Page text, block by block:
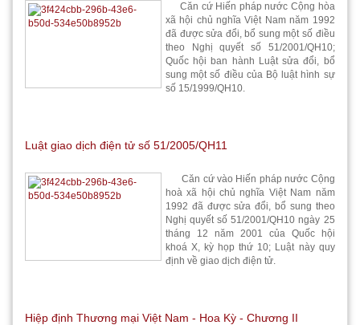
Căn cứ Hiến pháp nước Cộng hòa
xã hội chủ nghĩa Việt Nam năm 1992
đã được sửa đổi, bổ sung một số điều
theo Nghị quyết số 51/2001/QH10;
Quốc hội ban hành Luật sửa đổi, bổ
sung một số điều của Bộ luật hình sự
số 15/1999/QH10.
Luật giao dịch điện tử số 51/2005/QH11
Căn cứ vào Hiến pháp nước Cộng
hoà xã hội chủ nghĩa Việt Nam năm
1992 đã được sửa đổi, bổ sung theo
Nghị quyết số 51/2001/QH10 ngày 25
tháng 12 năm 2001 của Quốc hội
khoá X, kỳ họp thứ 10; Luật này quy
định về giao dịch điện tử.
Hiệp định Thương mại Việt Nam - Hoa Kỳ - Chương II